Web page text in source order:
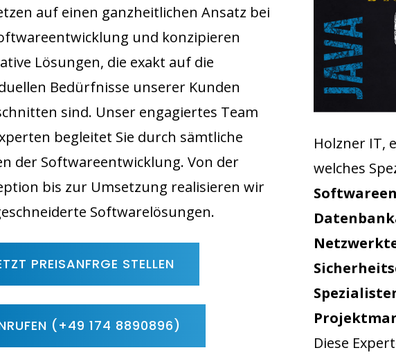
auf einen ganzheitlichen Ansatz bei
und konzipieren
Lösungen, die exakt auf die
Bedürfnisse unserer Kunden
sind. Unser engagiertes Team
begleitet Sie durch sämtliche
der Softwareentwicklung. Von der
bis zur Umsetzung realisieren wir
Softwarelösungen.
PREISANFRGE STELLEN
(+49 174 8890896)
Holzner IT,
welches
Diese